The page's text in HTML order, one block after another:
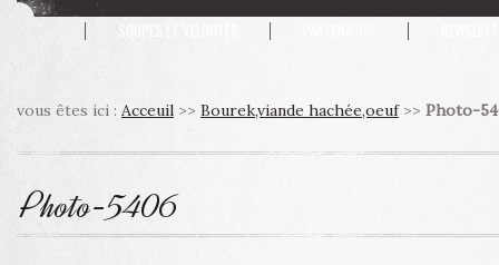
vous êtes ici : Acceuil >> Bourek,viande hachée,oeuf>> Photo-
Photo-5406